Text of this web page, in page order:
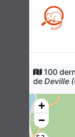
100
de Deville
+
−